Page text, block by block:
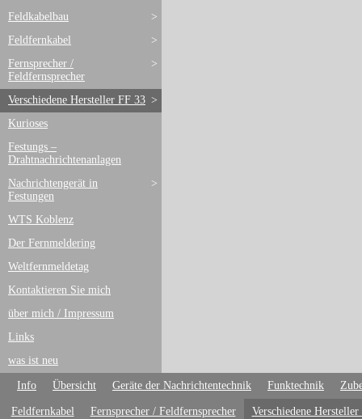
>
Feldkabelbau
>
Feldfernkabel
>
Fernsprecher /
Feldfernsprecher
>
Verschiedene Hersteller FF 33
Kurioses
Festungs –
Drahtnachrichtenanlagen
>
Nachrichtengerät in
Festungen
WTS Koblenz
Der Fernmeldering
Weltfernmeldetag
Kontaktieren Sie mich
über mich / Impressum
Links
was ist neu
Info Übersicht Geräte der Nachrichtentechnik Funktechnik
Feldfernkabel Fernsprecher / Feldfernsprecher Verschiedene